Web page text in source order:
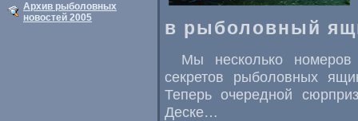
Архив рыболовных
новостей 2005
в рыболовный
Мы несколько
секретов рыболовных
Теперь очередной
Деске…